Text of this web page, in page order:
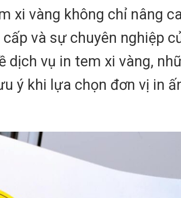
xi vàng không chỉ nâng
và sự chuyên nghiệp
dịch vụ in tem xi vàng,
ý khi lựa chọn đơn vị in